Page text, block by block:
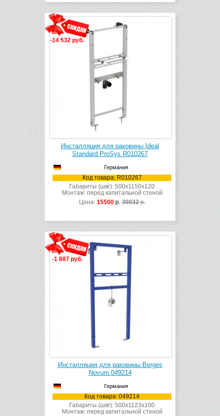
-14 532 руб.
Инсталляция для раковины Ideal
Standard ProSys R010267
Германия
Код товара: R010267
Габариты (швг): 500x1150x120
Монтаж: перед капитальной стеной
Цена: 15500р.30032р.
-1 887 руб.
Инсталляция для раковины Berges
Novum 049214
Германия
Код товара: 049214
Габариты (швг): 500x1123x100
Монтаж: перед капитальной стеной